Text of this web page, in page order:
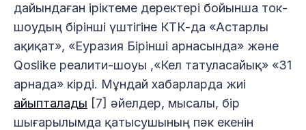
дайындаған іріктеме деректері бойынша ток-
шоудың бірінші үштігіне КТК-да «Астарлы
ақиқат», «Еуразия Бірінші арнасында» және
Qoslike реалити-шоуы ,«Кел татуласайық» «31
арнада» кірді. Мұндай хабарларда жиі
айыпталады [7] әйелдер, мысалы, бір
шығарылымда қатысушының пәк екенін